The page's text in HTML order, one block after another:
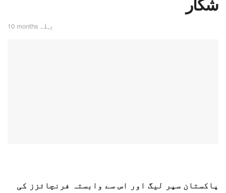
شکار
10 months پہلے
پاکستان سپر لیگ اور اس سے وابستہ فرنچائزز کی